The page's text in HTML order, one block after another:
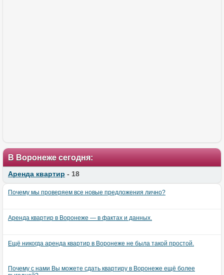
В Воронеже сегодня:
Аренда квартир - 18
Почему мы проверяем все новые предложения лично?
Аренда квартир в Воронеже — в фактах и данных.
Ещё никогда аренда квартир в Воронеже не была такой простой.
Почему с нами Вы можете сдать квартиру в Воронеже ещё более